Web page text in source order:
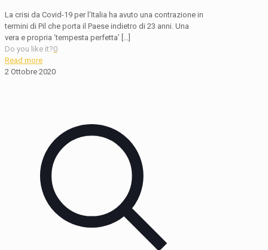
La crisi da Covid-19 per l’Italia ha avuto una contrazione in
termini di Pil che porta il Paese indietro di 23 anni. Una
vera e propria ‘tempesta perfetta’ […]
Do you like it?0
Read more
2 Ottobre 2020